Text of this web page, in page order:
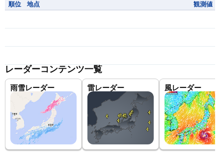
順位 地点 観測値
レーダーコンテンツ一覧
雨雪レーダー 雷レーダー 風レーダー